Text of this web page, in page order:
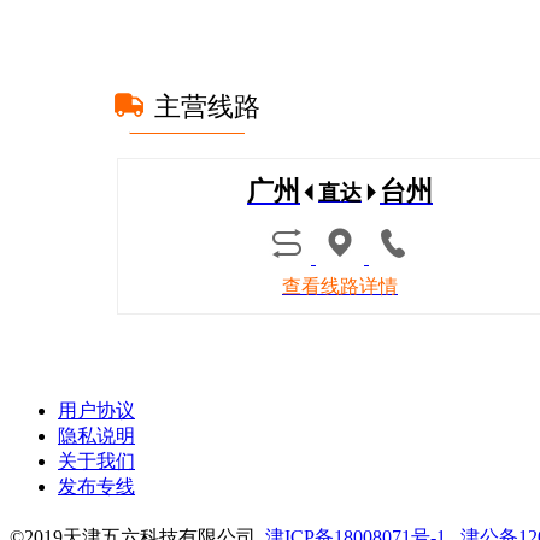
主营线路
广州 直达 台州
查看线路详情
用户协议
隐私说明
关于我们
发布专线